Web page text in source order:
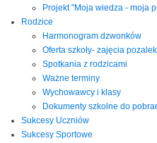
Projekt "Moja wiedza - moja
Rodzice
Harmonogram dzwonków
Oferta szkoły- zajęcia
Spotkania z rodzicami
Ważne terminy
Wychowawcy i klasy
Dokumenty szkolne do
Sukcesy Uczniów
Sukcesy Sportowe